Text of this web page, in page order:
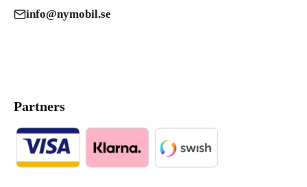
info@nymobil.se
Partners